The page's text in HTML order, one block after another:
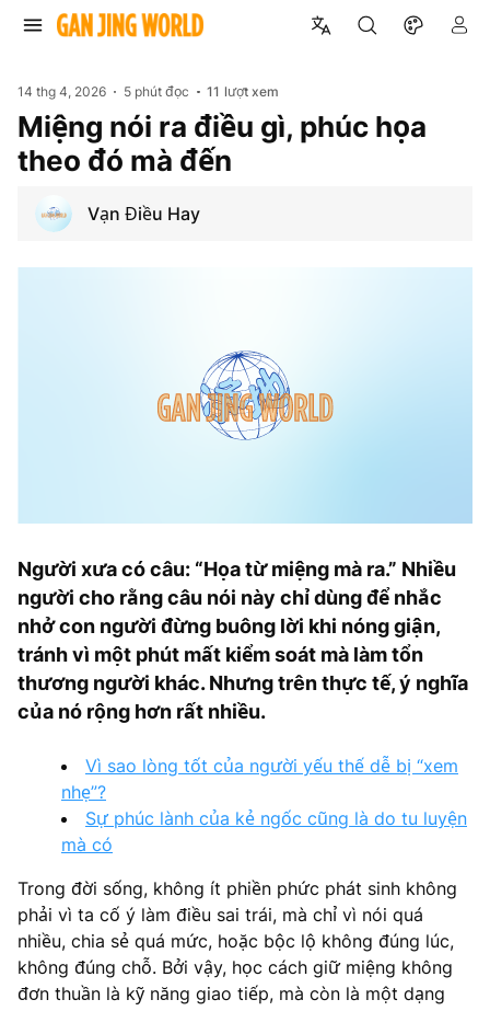
14 thg 4, 2026 5 phút đọc 11 lượt xem
Miệng nói ra điều gì, phúc họa
theo đó mà đến
Vạn Điều Hay
Người xưa có câu: “Họa từ miệng mà ra.” Nhiều
người cho rằng câu nói này chỉ dùng để nhắc
nhở con người đừng buông lời khi nóng giận,
tránh vì một phút mất kiểm soát mà làm tổn
thương người khác. Nhưng trên thực tế, ý nghĩa
của nó rộng hơn rất nhiều.
Vì sao lòng tốt của người yếu thế dễ bị “xem
nhẹ”?
Sự phúc lành của kẻ ngốc cũng là do tu luyện
mà có
Trong đời sống, không ít phiền phức phát sinh không
phải vì ta cố ý làm điều sai trái, mà chỉ vì nói quá
nhiều, chia sẻ quá mức, hoặc bộc lộ không đúng lúc,
không đúng chỗ. Bởi vậy, học cách giữ miệng không
đơn thuần là kỹ năng giao tiếp, mà còn là một dạng